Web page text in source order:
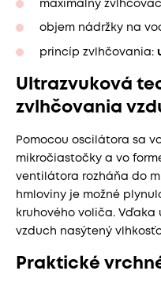
maximálny
objem nádržky na
princíp zvlhčovania:
Ultrazvuková
zvlhčovania
Pomocou oscilátora sa
mikročiastočky a vo
ventilátora rozháňa do
hmloviny je možné
kruhového voliča.
vzduch nasýtený
Praktické